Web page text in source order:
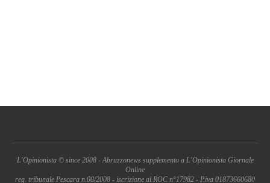
L'Opinionista © since 2008 - Abruzzonews supplemento a L'Opinionista Giornale
Online
reg. tribunale Pescara n.08/2008 - iscrizione al ROC n°17982 - P.iva 01873660680